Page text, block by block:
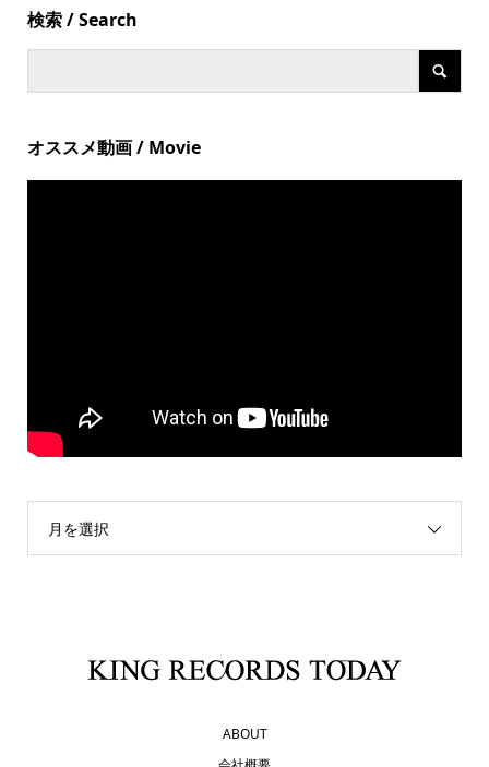
検索 / Search
オススメ動画 / Movie
月を選択
ABOUT